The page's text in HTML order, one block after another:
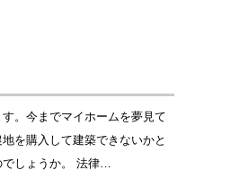
。今までマイホームを夢見て
を購入して建築できないかと
でしょうか。 法律…